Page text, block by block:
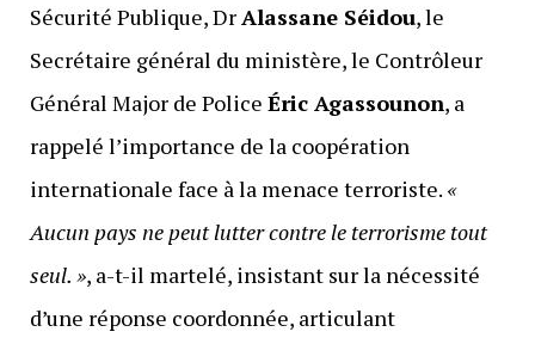
Sécurité Publique, Dr Alassane Séidou, le
Secrétaire général du ministère, le Contrôleur
Général Major de Police Éric Agassounon, a
rappelé l’importance de la coopération
internationale face à la menace terroriste. «
Aucun pays ne peut lutter contre le terrorisme tout
seul. », a-t-il martelé, insistant sur la nécessité
d’une réponse coordonnée, articulant